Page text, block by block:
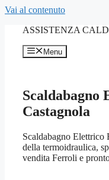
Vai al contenuto
ASSISTENZA
Menu
Castagnola
Scaldabagno Elettrico
della termoidraulica,
vendita Ferroli e